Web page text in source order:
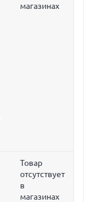
магазинах
Товар
отсутствует
в
магазинах